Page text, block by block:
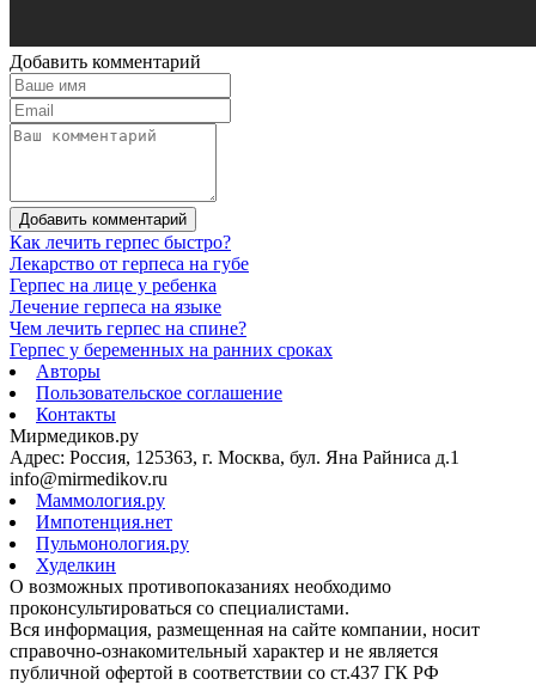
Добавить комментарий
Добавить комментарий
Как лечить герпес быстро?
Лекарство от герпеса на губе
Герпес на лице у ребенка
Лечение герпеса на языке
Чем лечить герпес на спине?
Герпес у беременных на ранних сроках
Авторы
Пользовательское соглашение
Контакты
Мирмедиков.ру
Адрес: Россия, 125363, г. Москва, бул. Яна Райниса д.1
info@mirmedikov.ru
Маммология.ру
Импотенция.нет
Пульмонология.ру
Худелкин
О возможных противопоказаниях необходимо
проконсультироваться со специалистами.
Вся информация, размещенная на сайте компании, носит
справочно-ознакомительный характер и не является
публичной офертой в соответствии со ст.437 ГК РФ